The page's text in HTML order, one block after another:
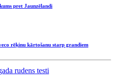
pret Jaunzēlandi
rēķinu kārtošanu starp grandiem
rudens testi